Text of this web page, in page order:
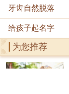
牙齿自然脱落
给孩子起名字
为您推荐